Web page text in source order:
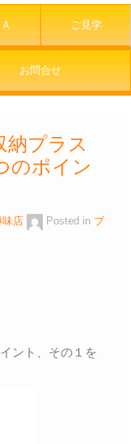
ご見学
お問合せ
納プラス
のポイン
味店 Posted in ブ
ント、その１を